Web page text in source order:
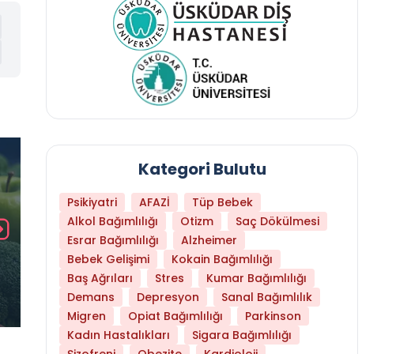
Daha Az Protein Tüketmek Yaşlanmayı
Kategori Bulutu
Psikiyatri AFAZİ
Tüp Bebek
Alkol Bağımlılığı
Otizm
Saç Dökülmesi
Esrar Bağımlılığı
Alzheimer
Bebek Gelişimi
Kokain Bağımlılığı
Baş Ağrıları
Stres
Kumar Bağımlılığı
Demans
Depresyon
Sanal Bağımlılık
Migren
Opiat Bağımlılığı
Parkinson
Kadın Hastalıkları
Sigara Bağımlılığı